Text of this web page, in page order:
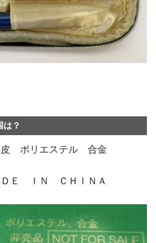
は？
皮 ポリエステル 合金
Ｅ ＩＮ ＣＨＩＮＡ